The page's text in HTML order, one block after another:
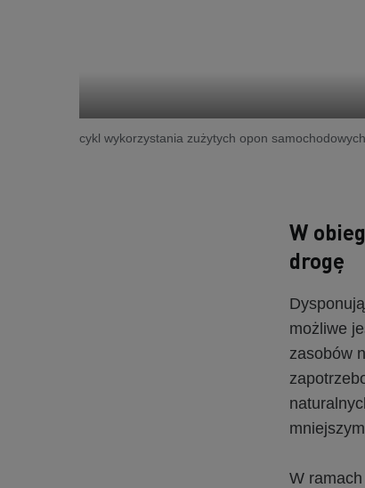
cykl wykorzystania zużytych opon samochodowych
W
drogę
możliwe
zasobów
W